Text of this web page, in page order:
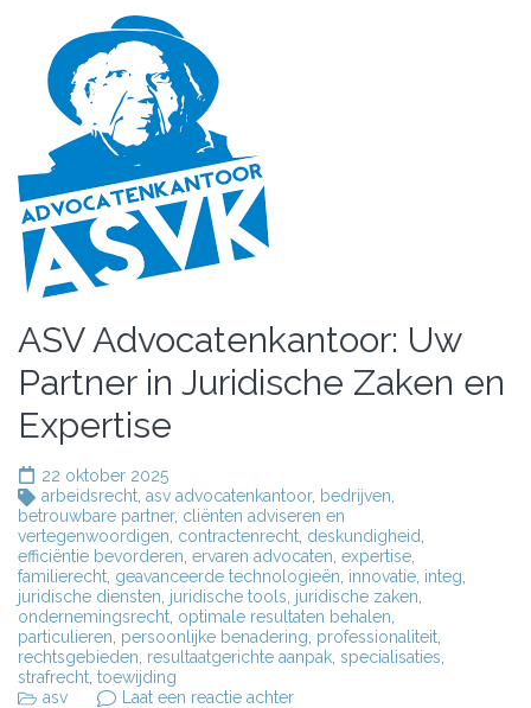
ASV Advocatenkantoor: Uw
Partner in Juridische Zaken en
Expertise
22 oktober 2025
arbeidsrecht asv advocatenkantoor, bedrijven
betrouwbare partner, cliënten adviseren en
vertegenwoordigen contractenrecht deskundigheid
efficiëntie bevorderen ervaren advocaten expertise
familierecht geavanceerde technologieën innovatie integ
juridische diensten juridische tools juridische zaken
ondernemingsrecht optimale resultaten behalen
particulieren persoonlijke benadering professionaliteit
rechtsgebieden resultaatgerichte aanpak specialisaties
strafrecht toewijding
asv
Laat een reactie achterop